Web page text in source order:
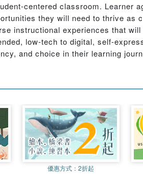
centered classroom. Learner
they will need to thrive as
instructional experiences that
low-tech to digital, self-
and choice in their learning
優惠方式：2折起